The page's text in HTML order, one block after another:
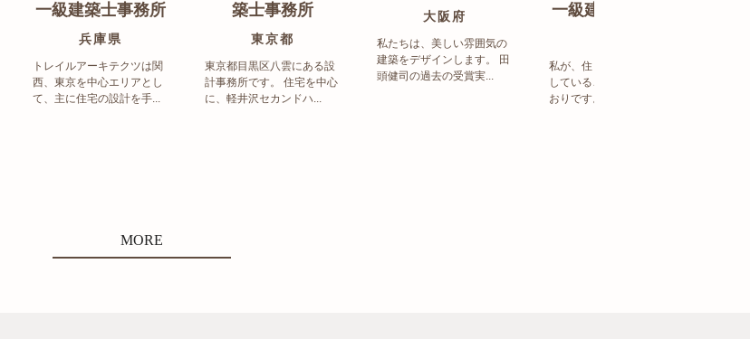
一級建築士事務所
兵庫県
トレイルアーキテクツは関
西、東京を中心エリアとし
て、主に住宅の設計を手...
築士事務所
東京都
東京都目黒区八雲にある設
計事務所です。 住宅を中心
に、軽井沢セカンドハ...
大阪府
私たちは、美しい雰囲気の
建築をデザインします。 田
頭健司の過去の受賞実...
一級建築士事務所
私が、住まい造りで大事に
していることは、以下のと
おりです。 洗練された...
MORE